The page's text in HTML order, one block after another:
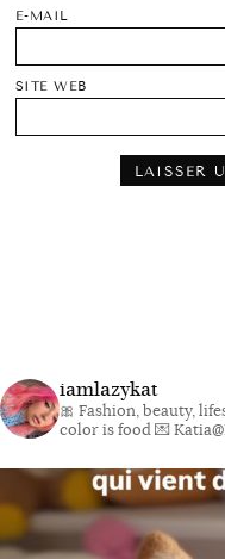
E-MAIL
SITE WEB
iamlazykat
🎀 Fashion, beauty,
color is food💌